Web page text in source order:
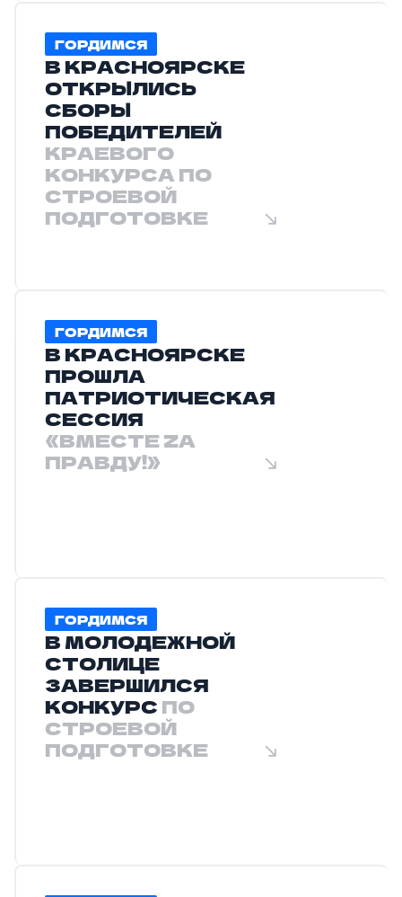
ГОРДИМСЯ
В КРАСНОЯРСКЕ
ОТКРЫЛИСЬ
СБОРЫ
ПОБЕДИТЕЛЕЙ
КРАЕВОГО
КОНКУРСА ПО
СТРОЕВОЙ
ПОДГОТОВКЕ
ГОРДИМСЯ
В КРАСНОЯРСКЕ
ПРОШЛА
ПАТРИОТИЧЕСКАЯ
СЕССИЯ
«ВМЕСТЕ ZА
ПРАВДУ!»
ГОРДИМСЯ
В МОЛОДЕЖНОЙ
СТОЛИЦЕ
ЗАВЕРШИЛСЯ
КОНКУРС ПО
СТРОЕВОЙ
ПОДГОТОВКЕ